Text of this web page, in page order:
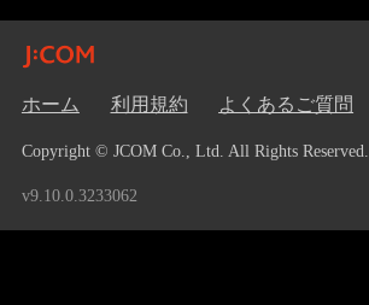
ホーム 利用規約 よくあるご質問
Copyright © JCOM Co., Ltd. All Rights Reserved.
v9.10.0.3233062